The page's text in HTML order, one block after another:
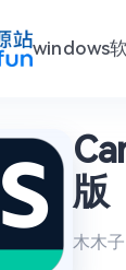
windows
版
木木子